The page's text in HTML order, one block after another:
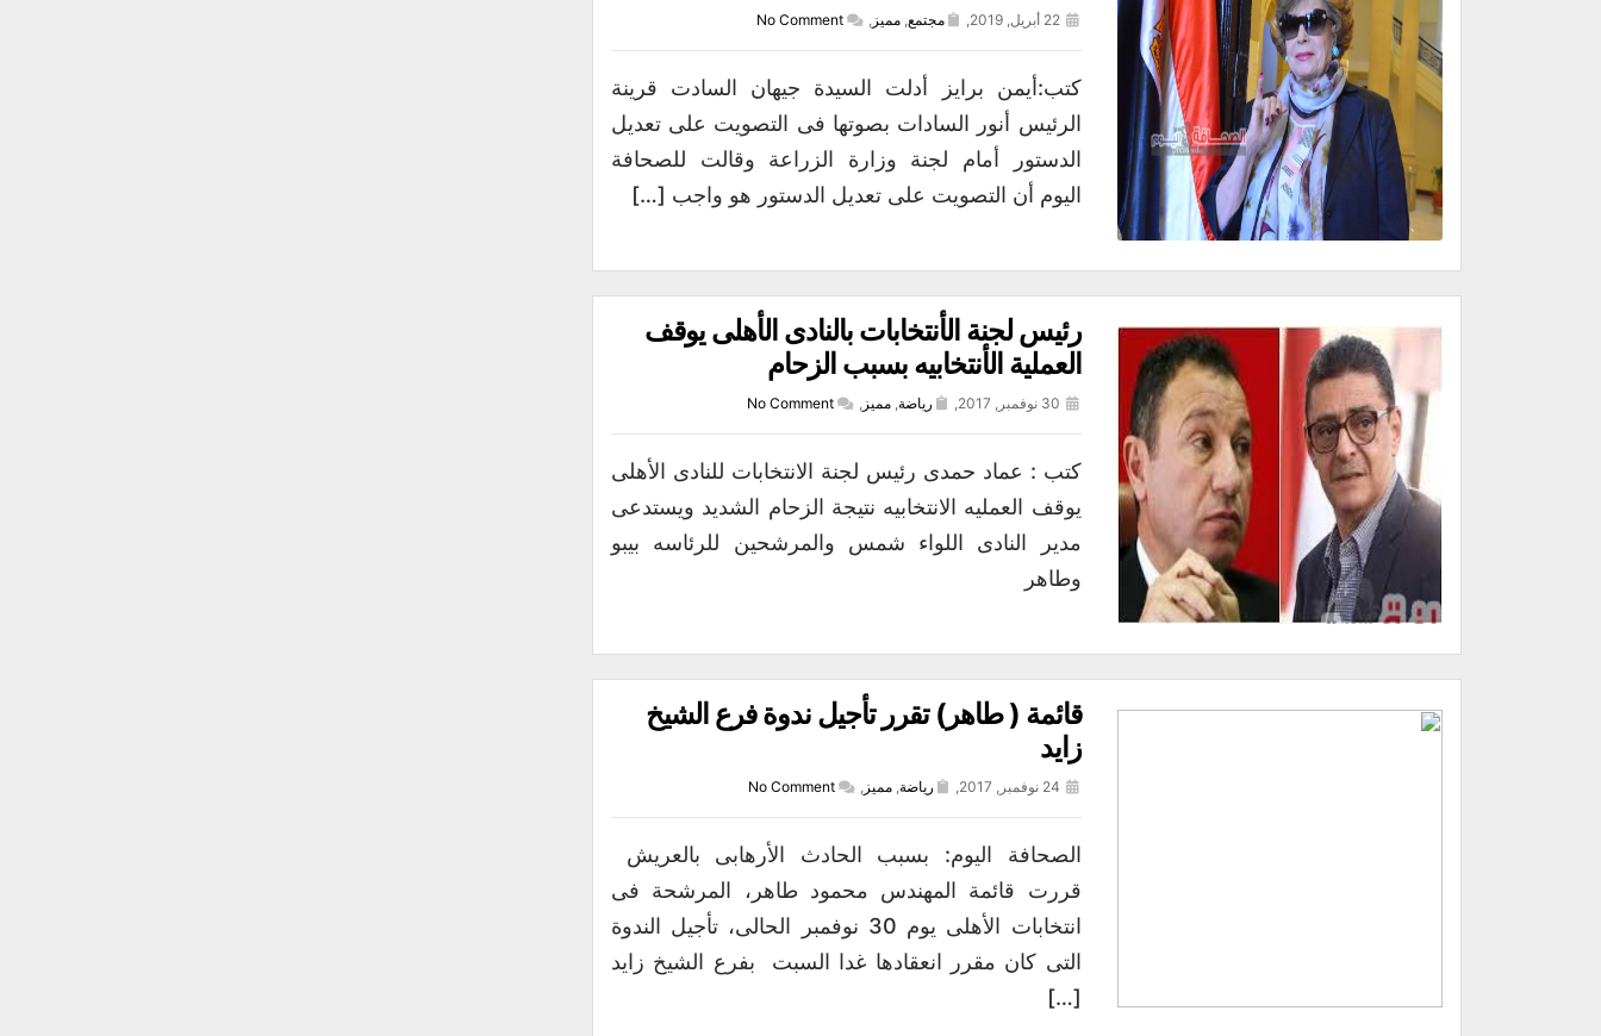
22 أبريل, 2019, مجتمع,مميز,
No Comment
كتب:أيمن برايز أدلت السيدة جيهان السادت قرينة
الرئيس أنور السادات بصوتها فى التصويت على تعديل
الدستور أمام لجنة وزارة الزراعة وقالت للصحافة
اليوم أن التصويت على تعديل الدستور هو واجب […]
رئيس لجنة الأنتخابات بالنادى الأهلى يوقف
العملية الأنتخابيه بسبب الزحام
رياضة,مميز,
No Comment
كتب : عماد حمدى رئيس لجنة الانتخابات للنادى الأهلى
يوقف العمليه الانتخابيه نتيجة الزحام الشديد ويستدعى
مدير النادى اللواء شمس والمرشحين للرئاسه بيبو
وطاهر
قائمة ( طاهر) تقرر تأجيل ندوة فرع الشيخ
زايد
رياضة,مميز,
No Comment
الصحافة اليوم: بسبب الحادث الأرهابى بالعريش
قررت قائمة المهندس محمود طاهر، المرشحة فى
انتخابات الأهلى يوم 30 نوفمبر الحالى، تأجيل الندوة
التى كان مقرر انعقادها غدا السبت بفرع الشيخ زايد
[…]